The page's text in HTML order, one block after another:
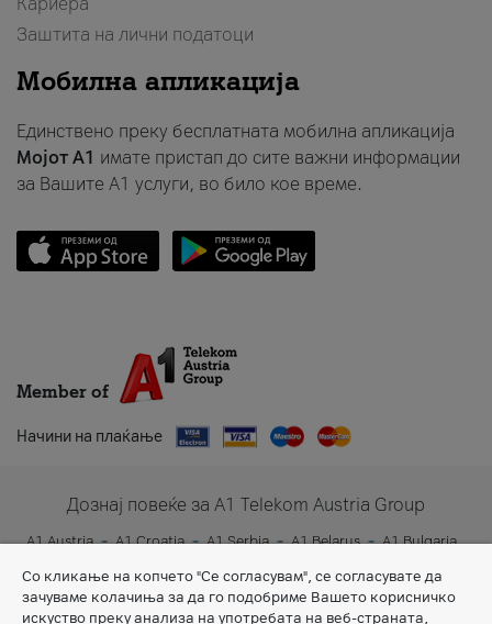
Заштита на лични податоци
Мобилна апликација
Единствено преку бесплатната мобилна апликација
Мојот A1 имате пристап до сите важни информации
за Вашите A1 услуги, во било кое време.
Member of
Начини на плаќање
Дознај повеќе за A1 Telekom Austria Group
A1 Austria A1 Croatia A1 Serbia A1 Belarus
A1 Bulgaria
Со кликање на копчето "Се согласувам", се согласувате да
зачуваме колачиња за да го подобриме Вашето корисничко
искуство преку анализа на употребата на веб-страната,